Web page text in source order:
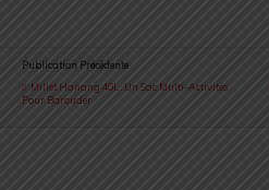
Publication Précédente
Millet Hanang 40L : Un Sac Multi-Activités
Pour Barouder